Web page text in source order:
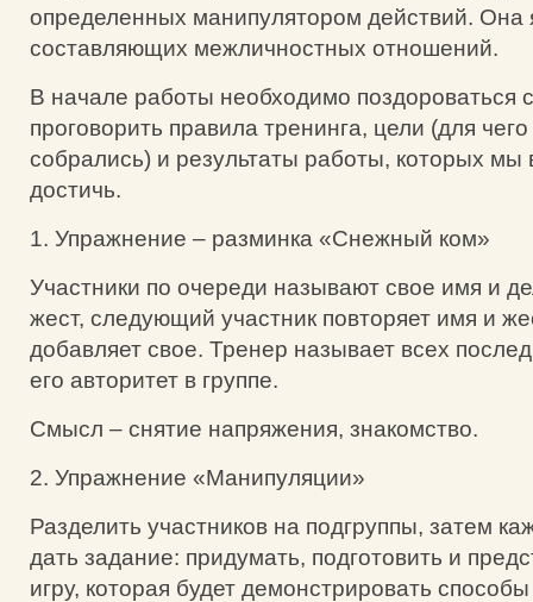
определенных манипулятором действий. Она
составляющих межличностных отношений.
В начале работы необходимо поздороваться
проговорить правила тренинга, цели (для
собрались) и результаты работы, которых мы
достичь.
1. Упражнение – разминка «Снежный ком»
Участники по очереди называют свое имя и
жест, следующий участник повторяет имя и
добавляет свое. Тренер называет всех
его авторитет в группе.
Смысл – снятие напряжения, знакомство.
2. Упражнение «Манипуляции»
Разделить участников на подгруппы, затем
дать задание: придумать, подготовить и
игру, которая будет демонстрировать